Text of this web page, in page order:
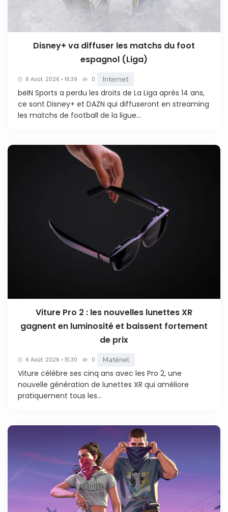
Disney+ va diffuser les matchs du foot
espagnol (Liga)
6 Août. 2026 • 16:39 0 Internet
beIN Sports a perdu les droits de La Liga après 14 ans,
ce sont Disney+ et DAZN qui diffuseront en streaming
les matchs de football de la ligue...
Viture Pro 2 : les nouvelles lunettes XR
gagnent en luminosité et baissent fortement
de prix
6 Août. 2026 • 15:30 0 Matériel
Viture célèbre ses cinq ans avec les Pro 2, une
nouvelle génération de lunettes XR qui améliore
pratiquement tous les...